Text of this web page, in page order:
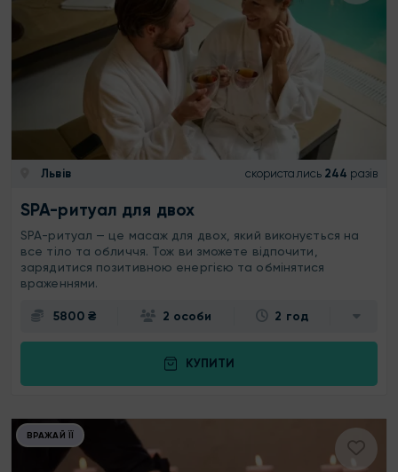
Львів скористались 244 разів
SPA-ритуал для двох
SPA-ритуал — це масаж для двох, який виконується на
все тіло та обличчя. Тож ви зможете відпочити,
зарядитися позитивною енергією та обмінятися
враженнями.
5800 ₴ 2 особи 2 год
КУПИТИ
ВРАЖАЙ ЇЇ